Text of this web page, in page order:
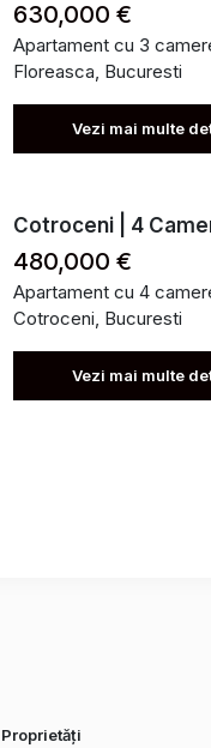
630,000 €
Apartament cu 3
Floreasca, Bucuresti
Vezi mai multe
Cotroceni | 4
480,000 €
Apartament cu 4
Cotroceni, Bucuresti
Vezi mai multe
Proprietăți